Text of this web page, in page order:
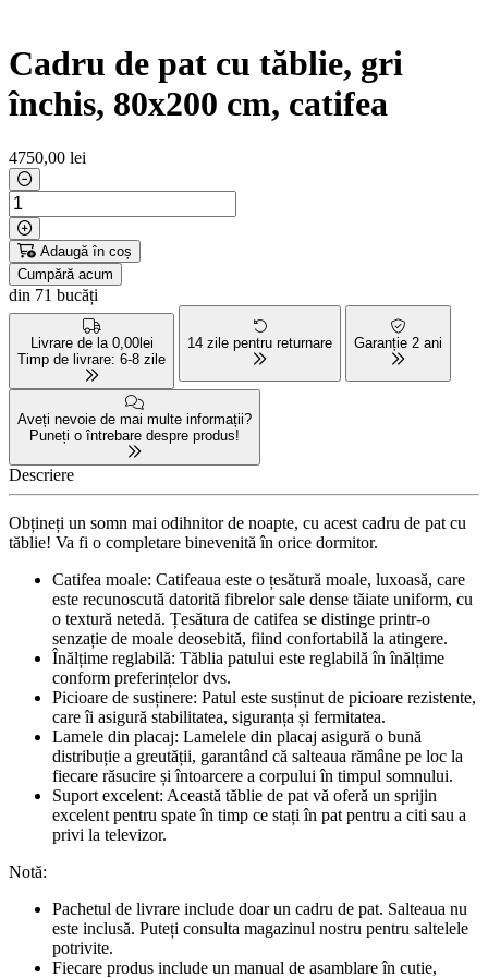
Cadru de pat cu tăblie, gri
închis, 80x200 cm, catifea
4750,00 lei
Adaugă în coș
Cumpără acum
din 71 bucăți
Livrare de la 0,00lei
Timp de livrare: 6-8 zile
14 zile pentru returnare Garanție 2 ani
Aveți nevoie de mai multe informații?
Puneți o întrebare despre produs!
Descriere
Obțineți un somn mai odihnitor de noapte, cu acest cadru de pat cu
tăblie! Va fi o completare binevenită în orice dormitor.
Catifea moale: Catifeaua este o țesătură moale, luxoasă, care
este recunoscută datorită fibrelor sale dense tăiate uniform, cu
o textură netedă. Țesătura de catifea se distinge printr-o
senzație de moale deosebită, fiind confortabilă la atingere.
Înălțime reglabilă: Tăblia patului este reglabilă în înălțime
conform preferințelor dvs.
Picioare de susținere: Patul este susținut de picioare rezistente,
care îi asigură stabilitatea, siguranța și fermitatea.
Lamele din placaj: Lamelele din placaj asigură o bună
distribuție a greutății, garantând că salteaua rămâne pe loc la
fiecare răsucire și întoarcere a corpului în timpul somnului.
Suport excelent: Această tăblie de pat vă oferă un sprijin
excelent pentru spate în timp ce stați în pat pentru a citi sau a
privi la televizor.
Notă:
Pachetul de livrare include doar un cadru de pat. Salteaua nu
este inclusă. Puteți consulta magazinul nostru pentru saltelele
potrivite.
Fiecare produs include un manual de asamblare în cutie,